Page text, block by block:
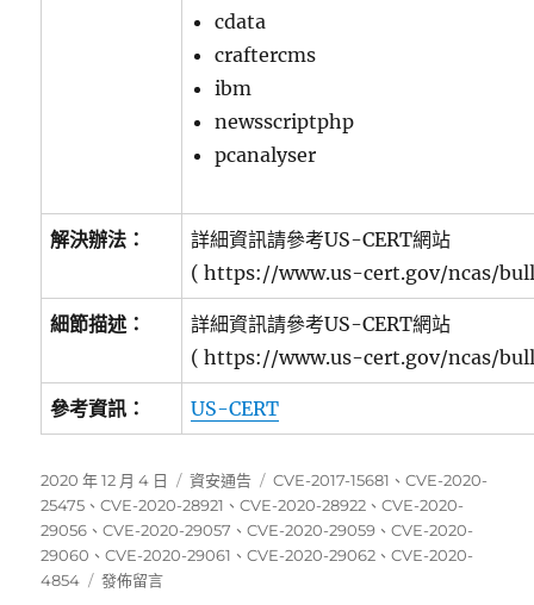
cdata
craftercms
ibm
newsscriptphp
pcanalyser
解決辦法：
詳細資訊請參考US-CERT網站
( https://www.us-cert.gov/ncas/
細節描述：
詳細資訊請參考US-CERT網站
( https://www.us-cert.gov/ncas/
參考資訊： US-CERT
發
佈
日
期:
2020 年 12 月 4 日
分
類
資安通告
標
籤
CVE-2017-15681 、CVE-2020-
25475 、CVE-2020-28921 、CVE-2020-28922 、CVE-2020-
29056 、CVE-2020-29057 、CVE-2020-29059 、CVE-2020-
29060 、CVE-2020-29061 、CVE-2020-29062 、CVE-2020-
4854
在
發佈留言